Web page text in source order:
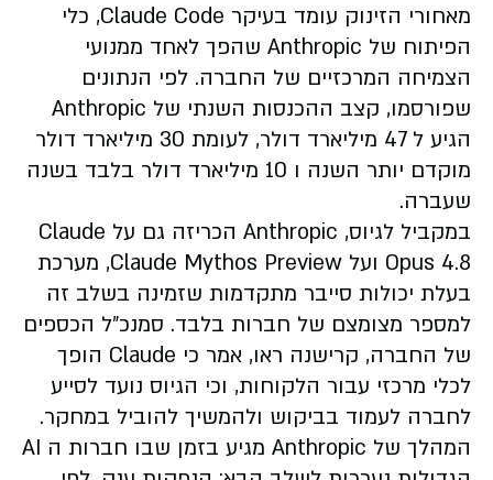
מאחורי הזינוק עומד בעיקר Claude Code, כלי
הפיתוח של Anthropic שהפך לאחד ממנועי
הצמיחה המרכזיים של החברה. לפי הנתונים
שפורסמו, קצב ההכנסות השנתי של Anthropic
הגיע ל 47 מיליארד דולר, לעומת 30 מיליארד דולר
מוקדם יותר השנה ו 10 מיליארד דולר בלבד בשנה
שעברה.
במקביל לגיוס, Anthropic הכריזה גם על Claude
Opus 4.8 ועל Claude Mythos Preview, מערכת
בעלת יכולות סייבר מתקדמות שזמינה בשלב זה
למספר מצומצם של חברות בלבד. סמנכ״ל הכספים
של החברה, קרישנה ראו, אמר כי Claude הופך
לכלי מרכזי עבור הלקוחות, וכי הגיוס נועד לסייע
לחברה לעמוד בביקוש ולהמשיך להוביל במחקר.
המהלך של Anthropic מגיע בזמן שבו חברות ה AI